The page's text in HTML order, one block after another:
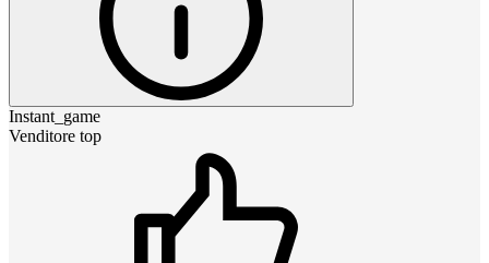
Instant_game
Venditore top